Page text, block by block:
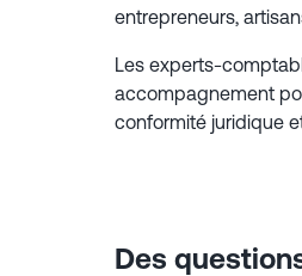
entrepreneurs,
Les experts-
accompagnement
conformité juridique
Des